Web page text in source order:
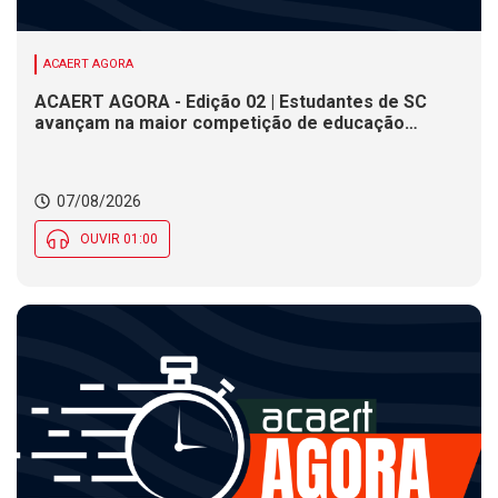
ACAERT AGORA
ACAERT AGORA - Edição 02 | Estudantes de SC
avançam na maior competição de educação
Social nesta sexta (7)
07/08/2026
OUVIR 01:00